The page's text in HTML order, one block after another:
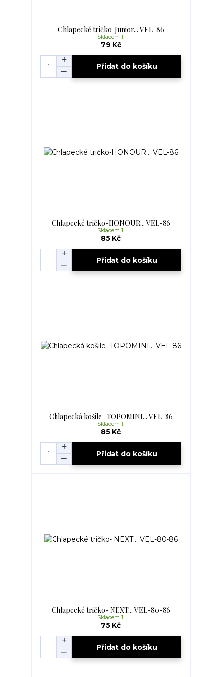
Chlapecké tričko-Junior... VEL-86
79 Kč
Skladem 1
Přidat do košíku
Chlapecké tričko-HONOUR... VEL-86
85 Kč
Skladem 1
Přidat do košíku
Chlapecká košile- TOPOMINI... VEL-86
85 Kč
Skladem 1
Přidat do košíku
Chlapecké tričko- NEXT... VEL-80-86
75 Kč
Skladem 1
Přidat do košíku